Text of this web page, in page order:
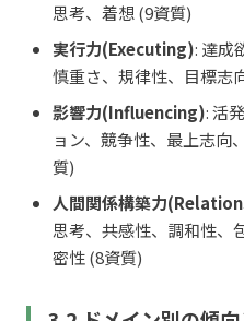
思考、着想 (9資質)
実行力(Executing): 達成
慎重さ、規律性、目標志
影響力(Influencing): 活
ョン、競争性、最上志向
質)
人間関係構築力
思考、共感性、調和性、
密性 (8資質)